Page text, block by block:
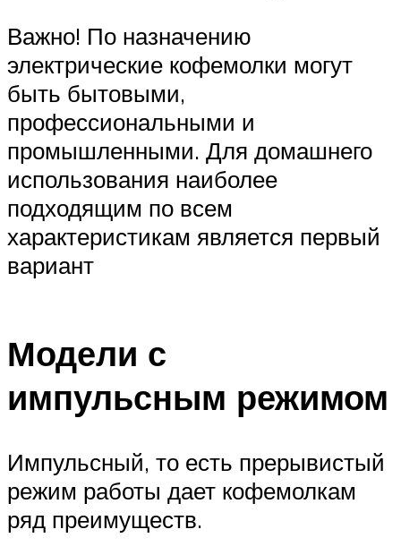
Важно! По назначению
электрические кофемолки могут
быть бытовыми,
профессиональными и
промышленными. Для домашнего
использования наиболее
подходящим по всем
характеристикам является первый
вариант
Модели с
импульсным режимом
Импульсный, то есть прерывистый
режим работы дает кофемолкам
ряд преимуществ.